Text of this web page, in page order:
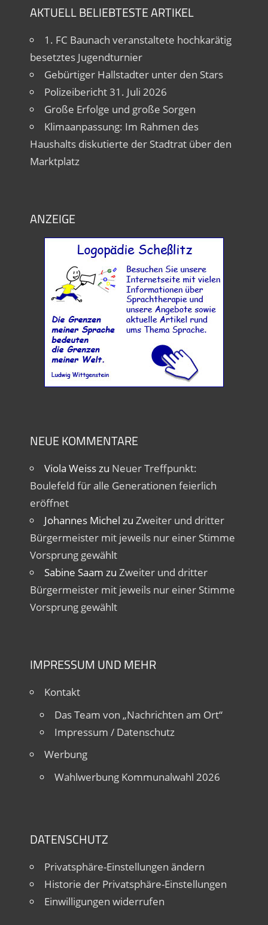
AKTUELL BELIEBTESTE ARTIKEL
1. FC Baunach veranstaltete hochkarätig
besetztes Jugendturnier
Gebürtiger Hallstadter unter den Stars
Polizeibericht 31. Juli 2026
Große Erfolge und große Sorgen
Klimaanpassung: Im Rahmen des
Haushalts diskutierte der Stadtrat über den
Marktplatz
ANZEIGE
NEUE KOMMENTARE
Viola Weisszu Neuer Treffpunkt:
Boulefeld für alle Generationen feierlich
eröffnet
Johannes Michel zu Zweiter und dritter
Bürgermeister mit jeweils nur einer Stimme
Vorsprung gewählt
Sabine Saam zu Zweiter und dritter
Bürgermeister mit jeweils nur einer Stimme
Vorsprung gewählt
IMPRESSUM UND MEHR
Kontakt
Das Team von „Nachrichten am Ort“
Impressum / Datenschutz
Werbung
Wahlwerbung Kommunalwahl 2026
DATENSCHUTZ
Privatsphäre-Einstellungen ändern
Historie der Privatsphäre-Einstellungen
Einwilligungen widerrufen